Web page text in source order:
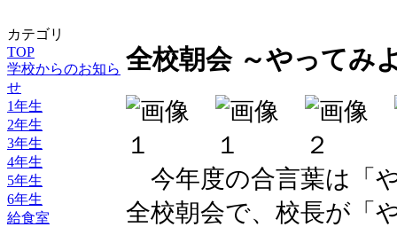
カテゴリ
TOP
学校からのお知ら
せ
1年生
2年生
3年生
4年生
5年生
6年生
給食室
全校朝会 ～やってみ
今年度の合言葉は「
全校朝会で、校長が「